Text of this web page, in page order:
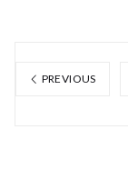
PREVIOUS